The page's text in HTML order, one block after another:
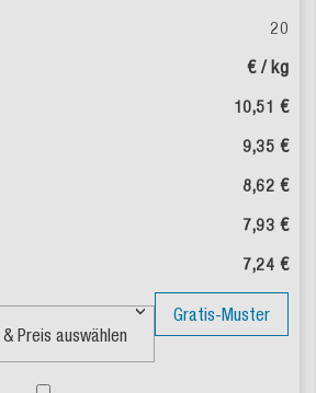
20
€ / kg
10,51 €
9,35 €
8,62 €
7,93 €
7,24 €
Gratis-Muster